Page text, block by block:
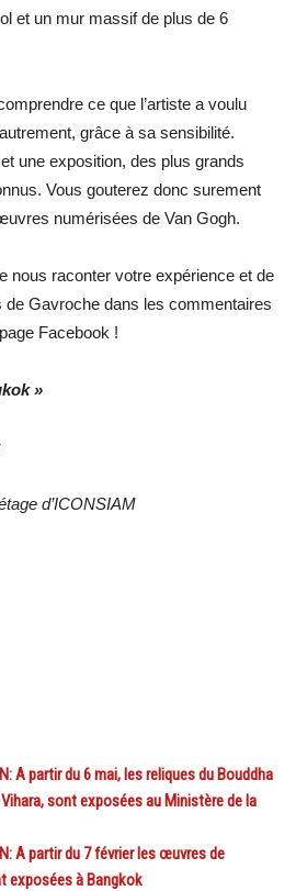
et un mur massif de plus de 6
ce que l’artiste a voulu
grâce à sa sensibilité.
une exposition, des plus grands
Vous gouterez donc surement
numérisées de Van Gogh.
nous raconter votre expérience et de
de Gavroche dans les commentaires
Facebook !
»
d’ICONSIAM
A partir du 6 mai, les reliques du Bouddha
sont exposées au Ministère de la
A partir du 7 février les œuvres de
exposées à Bangkok